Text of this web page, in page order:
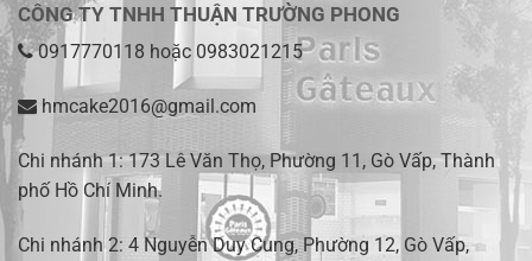
CÔNG TY TNHH THUẬN TRƯỜNG PHONG
0917770118 hoặc 0983021215
hmcake2016@gmail.com
Chi nhánh 1:173 Lê Văn Thọ, Phường 11, Gò Vấp, Thành
phố Hồ Chí Minh.
Chi nhánh 2: 4 Nguyễn Duy Cung, Phường 12, Gò Vấp,